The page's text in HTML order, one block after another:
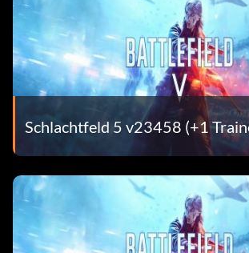
Schlachtfeld 5 v23458 (+1